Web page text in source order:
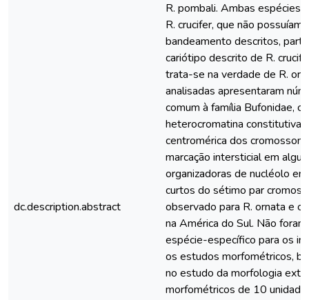
dc.description.abstract
R. pombali. Ambas espécies
R. crucifer, que não
bandeamento descritos,
cariótipo descrito de R.
trata-se na verdade de R.
analisadas apresentaram
comum à família Bufonidae,
heterocromatina constitutiva
centromérica dos
marcação intersticial em
organizadoras de nucléolo
curtos do sétimo par
observado para R. ornata e
na América do Sul. Não
espécie-específico para os
os estudos morfométricos,
no estudo da morfologia
morfométricos de 10